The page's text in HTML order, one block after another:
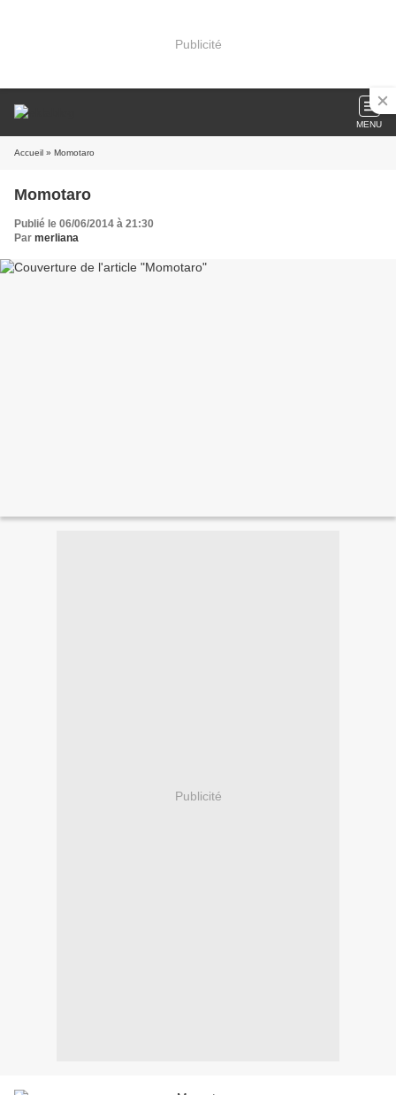
Publicité
MENU
Accueil » Momotaro
Momotaro
Publié le 06/06/2014 à 21:30
Par merliana
Publicité